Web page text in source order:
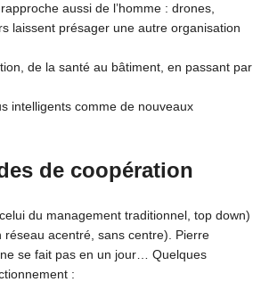
aussi de l’homme : drones,
laissent présager une autre organisation
de la santé au bâtiment, en passant par
intelligents comme de nouveaux
de coopération
du management traditionnel, top down)
acentré, sans centre). Pierre
se fait pas en un jour… Quelques
: